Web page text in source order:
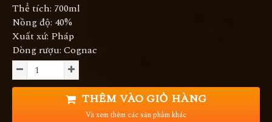
Thể tích: 700ml
Nồng độ: 40%
Xuất xứ: Pháp
Dòng rượu: Cognac
THÊM VÀO GIỎ HÀNG
Và xem thêm các sản phẩm khác